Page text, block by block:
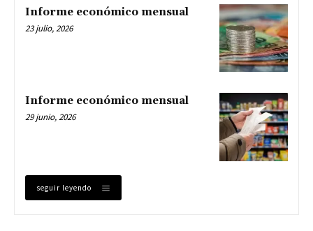
Informe económico mensual
23 julio, 2026
Informe económico mensual
29 junio, 2026
seguir leyendo